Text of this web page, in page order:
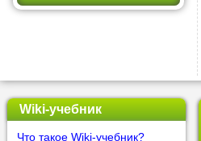
Wiki-учебник
Что такое Wiki-учебник?